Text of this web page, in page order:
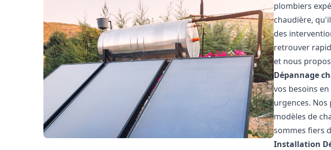
plombiers
chaudière,
des
retrouver
et nous
Dépannage
vos besoins
urgences.
modèles de
sommes fiers
Installation